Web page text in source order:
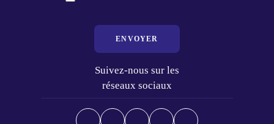
ENVOYER
Suivez-nous sur les
réseaux sociaux